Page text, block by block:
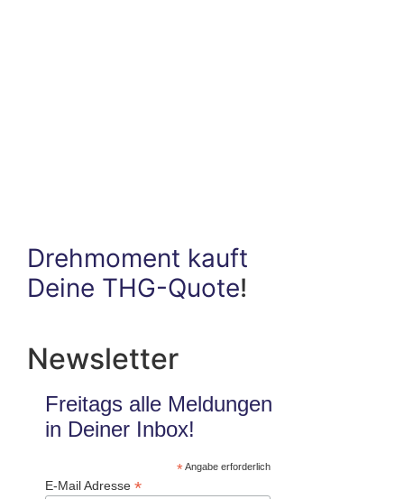
Drehmoment kauft
Deine THG-Quote!
Newsletter
Freitags alle Meldungen
in Deiner Inbox!
*Angabe erforderlich
E-Mail Adresse *